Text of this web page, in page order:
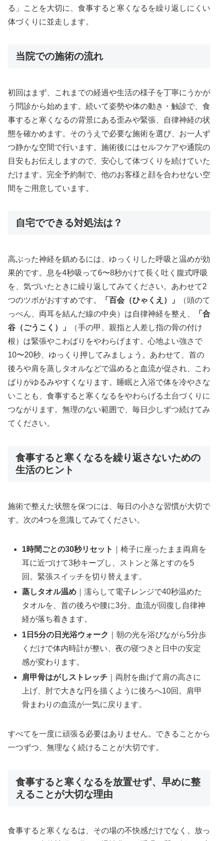
る」ことを大切に、食事すると寒くなるを繰り返しにくい
体づくりに並走します。
当院での施術の流れ
初回はまず、これまでの経過や生活の様子を丁寧にうかが
う問診から始めます。続いて姿勢や体の動き・触診で、食
事すると寒くなるの背景にある歪みや緊張、自律神経の状
態を確かめます。そのうえで必要な施術を選び、お一人ず
つ静かな空間で行います。施術後にはセルフケアや通院の
目安もお伝えしますので、安心して体づくりを続けていた
だけます。完全予約制で、他のお客様と顔を合わせない空
間をご用意しています。
自宅でできる対処法は？
高ぶった神経を鎮めるには、ゆっくりした呼吸と温めが効
果的です。息を4秒吸って6〜8秒かけて長く吐く腹式呼吸
を、気づいたときに繰り返してみてください。あわせて2
つのツボがおすすめです。
「百会（ひゃくえ）」
（頭のて
っぺん、両耳を結んだ線の中央）は自律神経を整え、
「合
谷（ごうこく）」
（手の甲、親指と人差し指の骨の付け
根）は緊張やこわばりをやわらげます。心地よい強さで
10〜20秒、ゆっくり押してみましょう。あわせて、首の
後ろや肩を蒸しタオルなどで温めると血流が促され、こわ
ばりがゆるみやすくなります。睡眠と入浴で体を冷やさな
いことも、食事すると寒くなるをやわらげる土台づくりに
つながります。無理のない範囲で、毎日少しずつ続けてみ
てください。
食事すると寒くなるを繰り返さないための
生活のヒント
施術で整えた状態を保つには、毎日の小さな習慣が大切で
す。次の4つを意識してみてください。
1時間ごとの30秒リセット
｜椅子に座ったまま両肩を
耳に近づけて3秒キープし、ストンと落とすのを5
回。緊張スイッチを切り替えます。
蒸しタオル温め ｜濡らして電子レンジで40秒温めた
タオルを、首の後ろや腰に3分。血流が回復し自律神
経が落ち着きます。
1日5分の日光浴ウォーク
｜朝の光を浴びながら5分歩
くだけで体内時計が整い、夜の寝つきと日中の安定
感が変わります。
肩甲骨はがしストレッチ ｜両肘を曲げて肩の高さに
上げ、肘で大きな円を描くように後ろへ10回。肩甲
骨まわりの血流が一気に戻ります。
すべてを一度に頑張る必要はありません。できることから
一つずつ、無理なく続けることが大切です。
食事すると寒くなるを放置せず、早めに整
えることが大切な理由
食事すると寒くなるは、その場の不快感だけでなく、放っ